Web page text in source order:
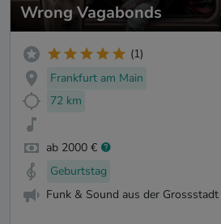
Wrong Vagabonds
(1)
Frankfurt am Main
72 km
ab 2000 €
Geburtstag
Funk & Sound aus der Grossstadt